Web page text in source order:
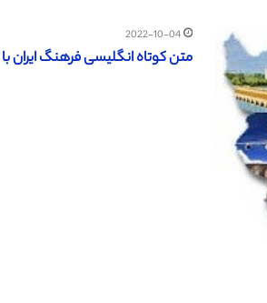
2022-10-04
متن کوتاه انگلیسی فرهنگ ایران